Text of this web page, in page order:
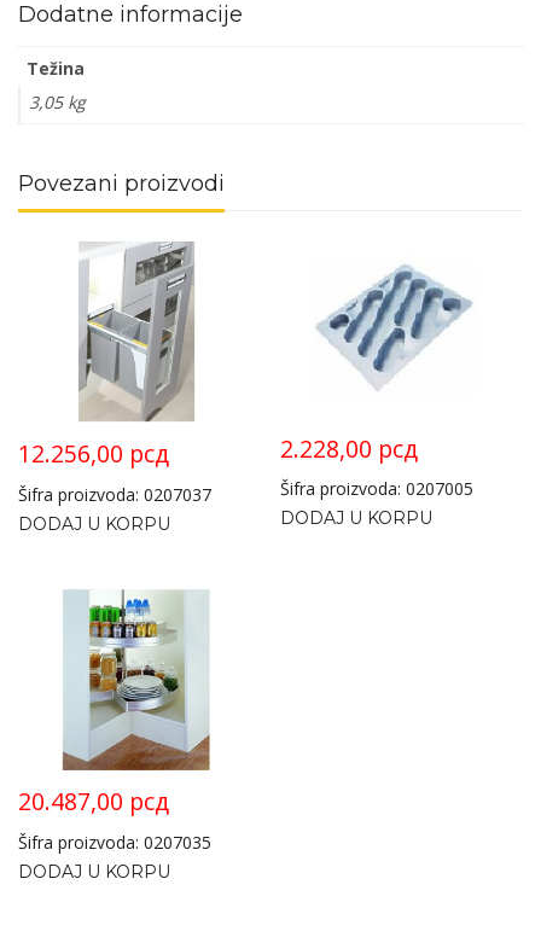
Dodatne informacije
Težina
3,05 kg
Povezani proizvodi
12.256,00 рсд
Šifra proizvoda: 0207037
DODAJ U KORPU
2.228,00 рсд
Šifra proizvoda: 0207005
DODAJ U KORPU
20.487,00 рсд
Šifra proizvoda: 0207035
DODAJ U KORPU